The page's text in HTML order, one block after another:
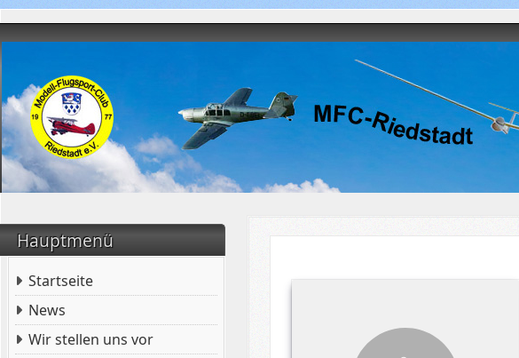
Hauptmenü
Startseite
News
Wir stellen uns vor